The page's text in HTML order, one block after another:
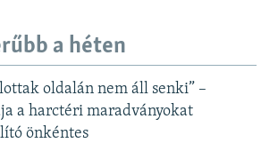
a héten
oldalán nem áll senki” –
a harctéri maradványokat
önkéntes